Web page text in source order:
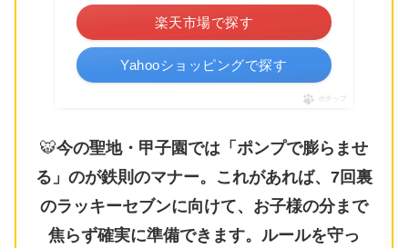
楽天市場で探す
Yahooショッピングで探す
ポチップ
🐯今の聖地・甲子園では「ポンプで膨らませ
る」のが鉄則のマナー。これがあれば、7回裏
のラッキーセブンに向けて、お子様の分まで
焦らず確実に準備できます。ルールを守っ